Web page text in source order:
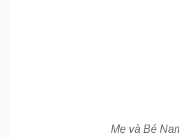
Mẹ và Bé